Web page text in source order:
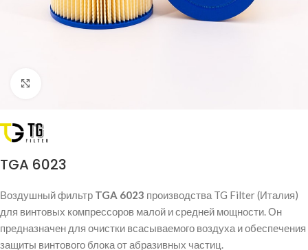
TGA 6023
Воздушный фильтр TGA 6023 производства TG Filter (Италия)
для винтовых компрессоров малой и средней мощности. Он
предназначен для очистки всасываемого воздуха и обеспечения
защиты винтового блока от абразивных частиц.